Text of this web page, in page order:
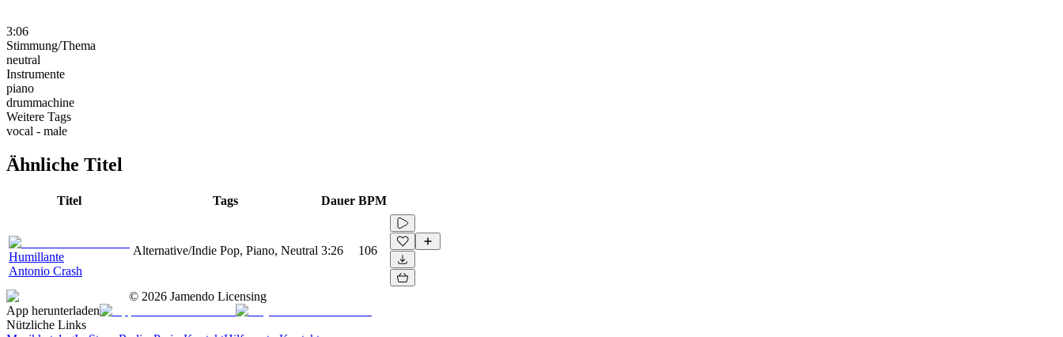
3:06
Stimmung/Thema
neutral
Instrumente
piano
drummachine
Weitere Tags
vocal - male
Ähnliche Titel
Titel Tags Dauer BPM
Humillante
Antonio Crash
Alternative/Indie Pop, Piano, Neutral 3:26 106
© 2026 Jamendo Licensing
App herunterladen
Nützliche Links